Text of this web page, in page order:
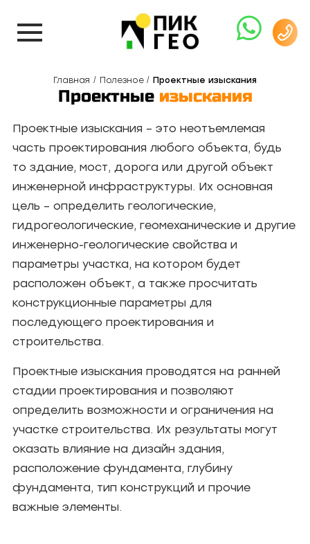
Главная Полезное Проектные изыскания
Проектные изыскания
Проектные изыскания – это неотъемлемая
часть проектирования любого объекта, будь
то здание, мост, дорога или другой объект
инженерной инфраструктуры. Их основная
цель – определить геологические,
гидрогеологические, геомеханические и другие
инженерно-геологические свойства и
параметры участка, на котором будет
расположен объект, а также просчитать
конструкционные параметры для
последующего проектирования и
строительства.
Проектные изыскания проводятся на ранней
стадии проектирования и позволяют
определить возможности и ограничения на
участке строительства. Их результаты могут
оказать влияние на дизайн здания,
расположение фундамента, глубину
фундамента, тип конструкций и прочие
важные элементы.